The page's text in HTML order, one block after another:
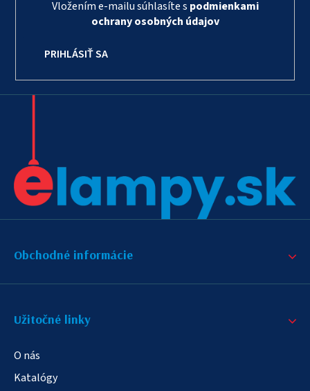
Vložením e-mailu súhlasíte s podmienkami
ochrany osobných údajov
PRIHLÁSIŤ SA
Obchodné informácie
Užitočné linky
O nás
Katalógy